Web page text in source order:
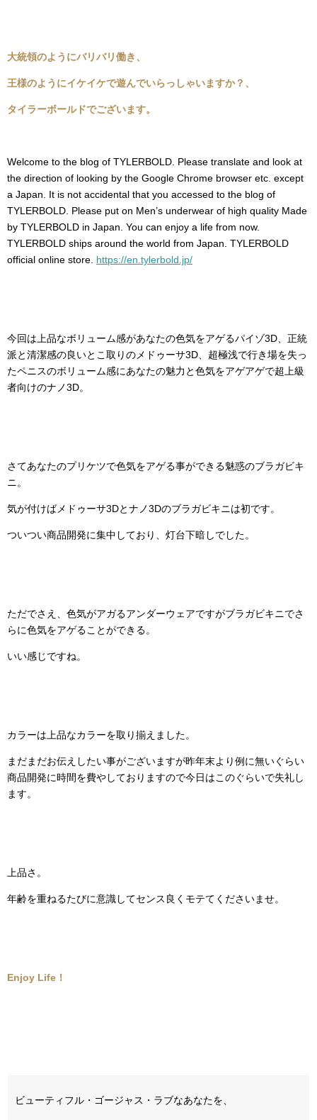
大統領のようにバリバリ働き、
王様のようにイケイケで遊んでいらっしゃいますか？、
タイラーボールドでございます。
Welcome to the blog of TYLERBOLD. Please translate and look at
the direction of looking by the Google Chrome browser etc. except
a Japan. It is not accidental that you accessed to the blog of
TYLERBOLD. Please put on Men’s underwear of high quality Made
by TYLERBOLD in Japan. You can enjoy a life from now.
TYLERBOLD ships around the world from Japan. TYLERBOLD
official online store. https://en.tylerbold.jp/
今回は上品なボリューム感があなたの色気をアゲるパイゾ3D、正統
派と清潔感の良いとこ取りのメドゥーサ3D、超極浅で行き場を失っ
たペニスのボリューム感にあなたの魅力と色気をアゲアゲで超上級
者向けのナノ3D。
さてあなたのプリケツで色気をアゲる事ができる魅惑のブラガビキ
ニ。
気が付けばメドゥーサ3Dとナノ3Dのブラガビキニは初です。
ついつい商品開発に集中しており、灯台下暗しでした。
ただでさえ、色気がアガるアンダーウェアですがブラガビキニでさ
らに色気をアゲることができる。
いい感じですね。
カラーは上品なカラーを取り揃えました。
まだまだお伝えしたい事がございますが昨年末より例に無いぐらい
商品開発に時間を費やしておりますので今日はこのぐらいで失礼し
ます。
上品さ。
年齢を重ねるたびに意識してセンス良くモテてくださいませ。
Enjoy Life！
ビューティフル・ゴージャス・ラブなあなたを、